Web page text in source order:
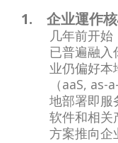
1. 企业運作核
几年前开
已普遍融入
业仍偏好本
（aaS,
地部署即服
软件和相关
方案推向企